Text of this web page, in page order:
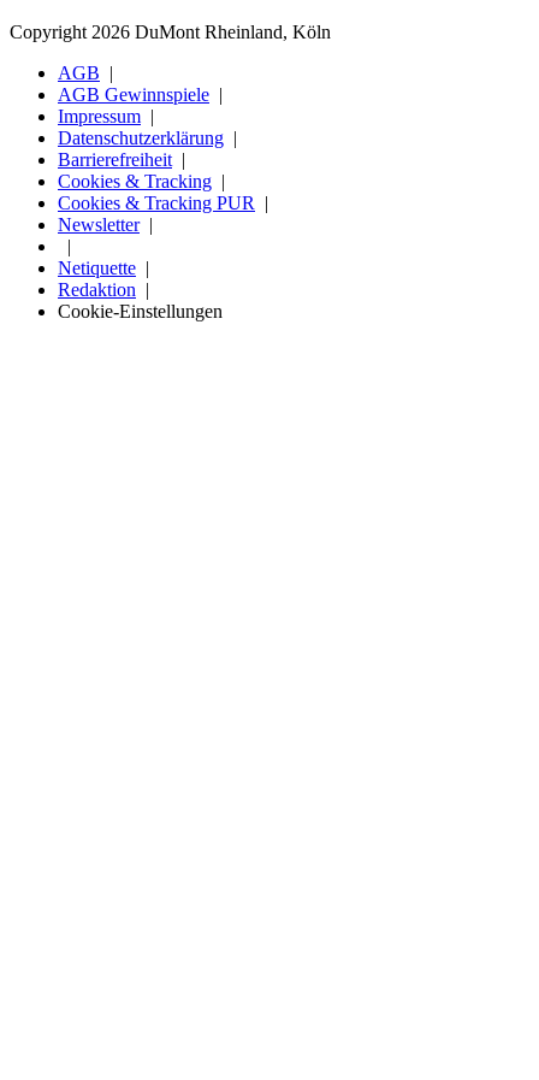
Copyright 2026 DuMont Rheinland, Köln
AGB
AGB Gewinnspiele
Impressum
Datenschutzerklärung
Barrierefreiheit
Cookies & Tracking
Cookies & Tracking PUR
Newsletter
Netiquette
Redaktion
Cookie-Einstellungen